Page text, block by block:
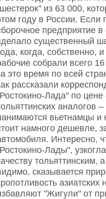
из 63 000,
году в России.
предприятие
существенный
когда, собственно,
собрали всего
это время по всей
рассказали
Лада" по
аналогов
вьетнамцы и
намного дешевле,
Интересно,
Лады",
тольяттинским,
сказывается
"Жигули" от